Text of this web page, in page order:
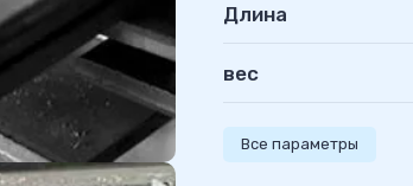
Длина
вес
Все параметры